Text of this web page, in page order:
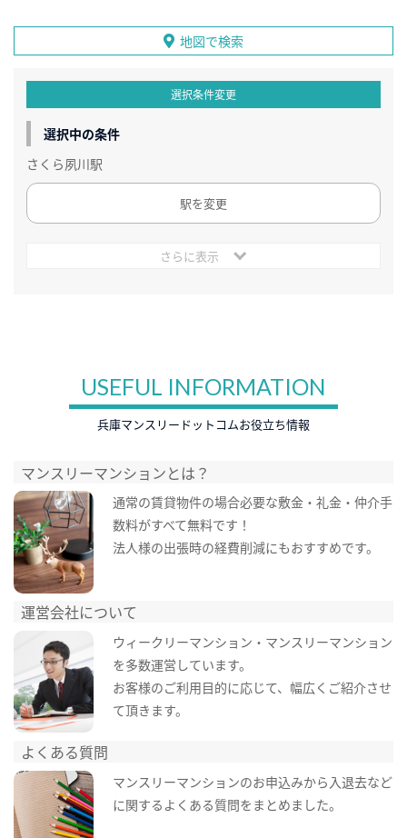
地図で検索
選択条件変更
選択中の条件
さくら夙川駅
駅を変更
さらに表示
USEFUL INFORMATION
兵庫マンスリードットコムお役立ち情報
マンスリーマンションとは？
通常の賃貸物件の場合必要な敷金・礼金・仲介手
数料がすべて無料です！
法人様の出張時の経費削減にもおすすめです。
運営会社について
ウィークリーマンション・マンスリーマンション
を多数運営しています。
お客様のご利用目的に応じて、幅広くご紹介させ
て頂きます。
よくある質問
マンスリーマンションのお申込みから入退去など
に関するよくある質問をまとめました。